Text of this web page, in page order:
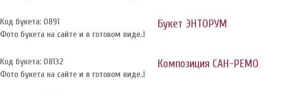
Код букета: 0891
Фото букета на сайте и в готовом виде..!
Букет ЭНТОРУМ
Код букета: 08132
Фото букета на сайте и в готовом виде..!
Композиция САН-РЕМО